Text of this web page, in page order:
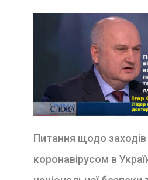
Питання щодо
коронавірусом в